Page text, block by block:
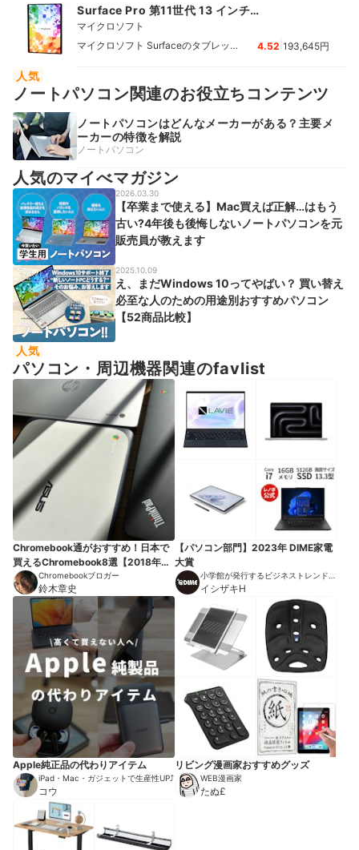
Surface Pro 第11世代 13 インチ
（Snapdragon X Elite）
マイクロソフト
マイクロソフト Surfaceのタブレット
4.52 193,645円
人気
ノートパソコン関連のお役立ちコンテンツ
ノートパソコンはどんなメーカーがある？主要メ
ーカーの特徴を解説
ノートパソコン
人気のマイべマガジン
2026.03.30
【卒業まで使える】Mac買えば正解…はもう
古い?4年後も後悔しないノートパソコンを元
販売員が教えます
2025.10.09
え、まだWindows 10ってやばい？ 買い替え
必至な人のための用途別おすすめパソコン
【52商品比較】
人気
パソコン・周辺機器関連のfavlist
Chromebook通がおすすめ！日本で
買えるChromebook8選【2018年
版】
Chromebookブロガー
鈴木章史
【パソコン部門】2023年 DIME家電
大賞
小学館が発行するビジネストレンドマ
ガジン
イシザキH
Apple純正品の代わりアイテム
iPad・Mac・ガジェットで生産性UP⤴︎
コウ
リビング漫画家おすすめグッズ
WEB漫画家
たぬ£